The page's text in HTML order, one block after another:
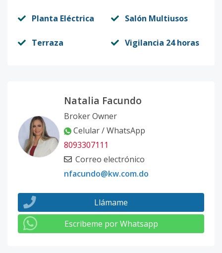
Planta Eléctrica Salón Multiusos
Terraza Vigilancia 24 horas
Natalia Facundo
Broker Owner
Celular / WhatsApp
8093307111
Correo electrónico
nfacundo@kw.com.do
Llámame
Escribeme por Whatsapp